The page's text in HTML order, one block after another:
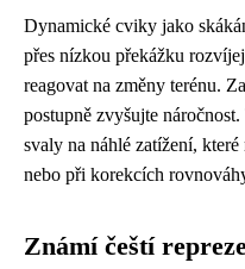
Dynamické cviky jako
přes nízkou překážku
reagovat na změny terénu.
postupně zvyšujte
svaly na náhlé zatížení,
nebo při korekcích
Známí čeští